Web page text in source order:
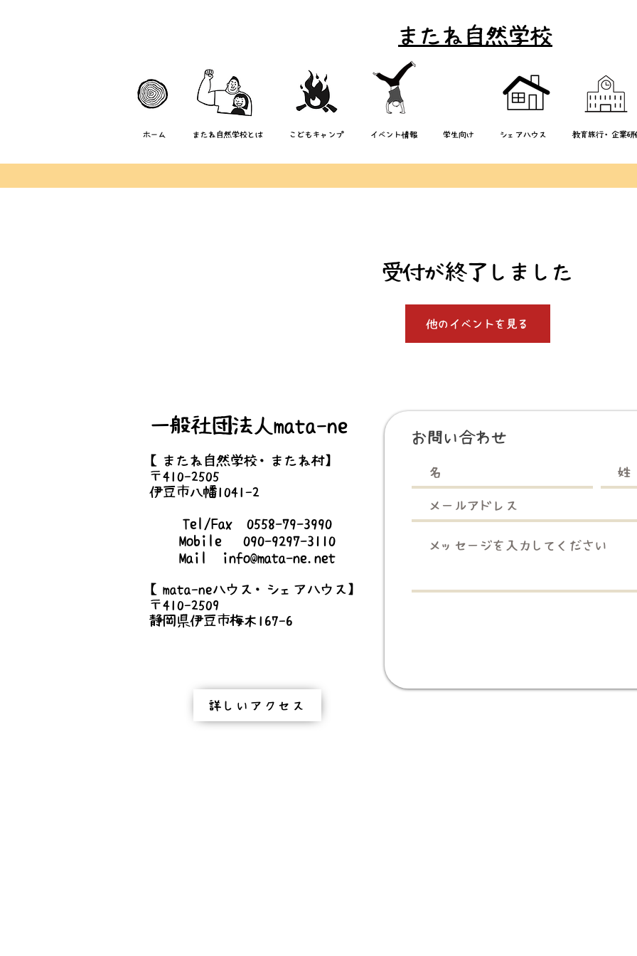
またね自然学校
ホーム またね自然学校とは こどもキャンプ イベント情報 学生向け シェアハウス 教育旅行・企業研
受付が終了しました
他のイベントを見る
一般社団法人mata-ne
【またね自然学校・またね村】
〒410-2505
伊豆市八幡1041-2
Tel/Fax 0558-79-3990
Mobile 090-9297-3110
Mail
info@mata-ne.net
【mata-neハウス・シェアハウス】
〒410-2509
静岡県伊豆市梅木167-6
お問い合わせ
詳しいアクセス